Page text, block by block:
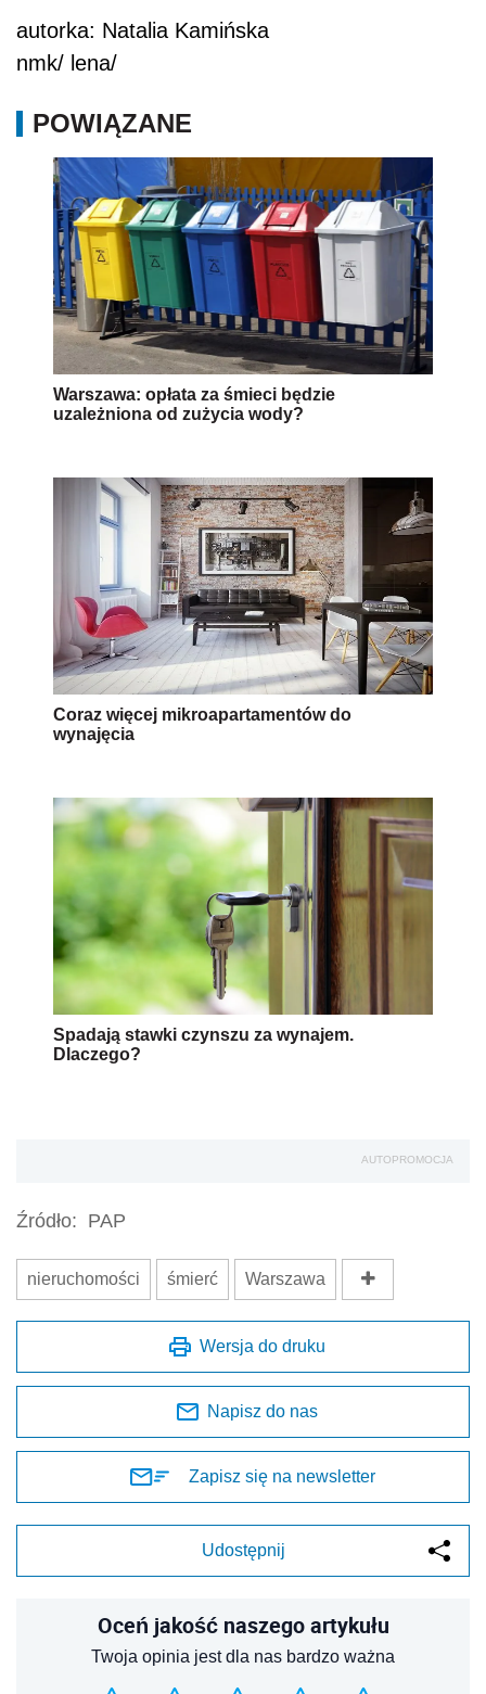
autorka: Natalia Kamińska
nmk/ lena/
POWIĄZANE
Warszawa: opłata za śmieci będzie
uzależniona od zużycia wody?
Coraz więcej mikroapartamentów do
wynajęcia
Spadają stawki czynszu za wynajem.
Dlaczego?
AUTOPROMOCJA
Źródło: PAP
nieruchomości śmierć Warszawa
Wersja do druku
Napisz do nas
Zapisz się na newsletter
Udostępnij
Oceń jakość naszego artykułu
Twoja opinia jest dla nas bardzo ważna